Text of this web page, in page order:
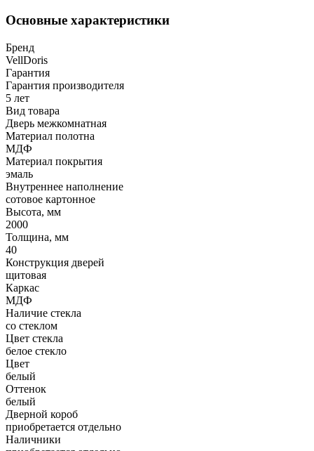
Основные характеристики
Бренд
VellDoris
Гарантия
Гарантия производителя
5 лет
Вид товара
Дверь межкомнатная
Материал полотна
МДФ
Материал покрытия
эмаль
Внутреннее наполнение
сотовое картонное
Высота, мм
2000
Толщина, мм
40
Конструкция дверей
щитовая
Каркас
МДФ
Наличие стекла
со стеклом
Цвет стекла
белое стекло
Цвет
белый
Оттенок
белый
Дверной короб
приобретается отдельно
Наличники